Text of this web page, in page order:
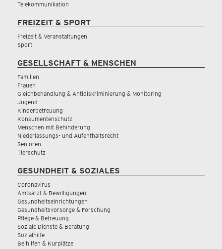
Telekommunikation
FREIZEIT & SPORT
Freizeit & Veranstaltungen
Sport
GESELLSCHAFT & MENSCHEN
Familien
Frauen
Gleichbehandlung & Antidiskriminierung & Monitoring
Jugend
Kinderbetreuung
Konsumentenschutz
Menschen mit Behinderung
Niederlassungs- und Aufenthaltsrecht
Senioren
Tierschutz
GESUNDHEIT & SOZIALES
Coronavirus
Amtsarzt & Bewilligungen
Gesundheitseinrichtungen
Gesundheitsvorsorge & Forschung
Pflege & Betreuung
Soziale Dienste & Beratung
Sozialhilfe
Beihilfen & Kurplätze